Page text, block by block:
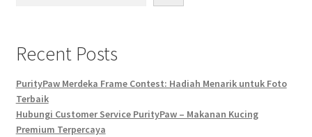
Test Form
Recent Posts
PurityPaw Merdeka Frame Contest: Hadiah Menarik untuk Foto
Terbaik
Hubungi Customer Service PurityPaw – Makanan Kucing
Premium Terpercaya